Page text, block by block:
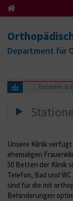
Department für
Patienten &
Unsere Klinik
ehemaligen
50 Betten der Klinik
Telefon, Bad und
sind für die mit
Behinderungen